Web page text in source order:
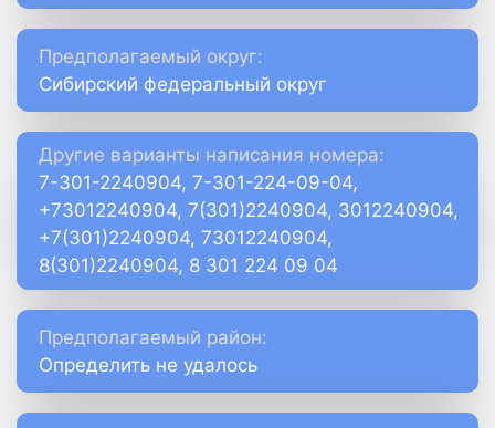
Предполагаемый округ:
Сибирский федеральный округ
Другие варианты написания номера:
7-301-2240904, 7-301-224-09-04,
+73012240904, 7(301)2240904, 3012240904,
+7(301)2240904, 73012240904,
8(301)2240904, 8 301 224 09 04
Предполагаемый район:
Определить не удалось